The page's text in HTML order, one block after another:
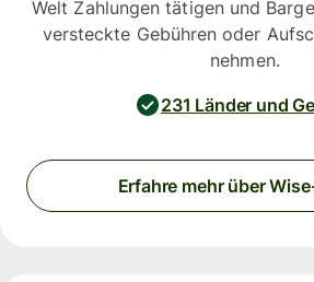
Welt Zahlungen tätigen und
versteckte Gebühren oder
nehmen.
231 Länder und
Erfahre mehr über